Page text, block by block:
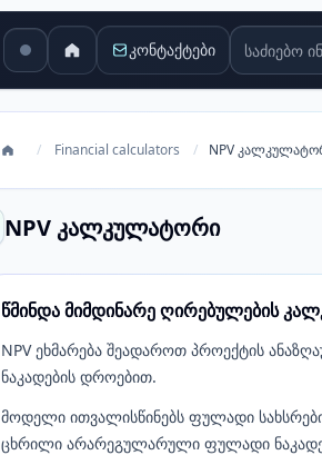
კონტაქტები საძიებო
/ Financial calculators / NPV
NPV კალკულატორი
წმინდა მიმდინარე ღირებულების
NPV ეხმარება შეადაროთ პროექტის
ნაკადების დროებით.
მოდელი ითვალისწინებს ფულადი
ცხრილი არარეგულარული ფულადი